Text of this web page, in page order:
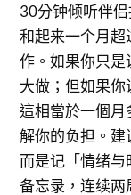
30分钟倾听伴
和起来一个月
作。如果你只
大做；但如果你
這相當於一個
解你的负担。
而是记「情绪
备忘录，连续